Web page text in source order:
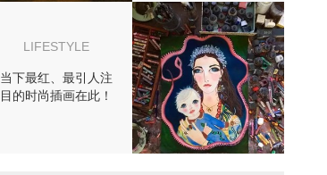
LIFESTYLE
当下最红、最引人注
目的时尚插画在此！